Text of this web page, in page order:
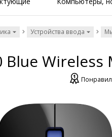
Устройства ввода
Wireless